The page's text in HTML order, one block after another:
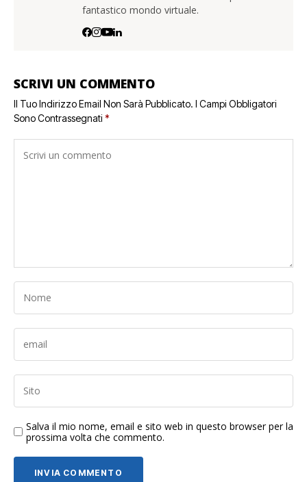
fantastico mondo virtuale.
SCRIVI UN COMMENTO
Il Tuo Indirizzo Email Non Sarà Pubblicato. I Campi Obbligatori
Sono Contrassegnati *
Salva il mio nome, email e sito web in questo browser per la
prossima volta che commento.